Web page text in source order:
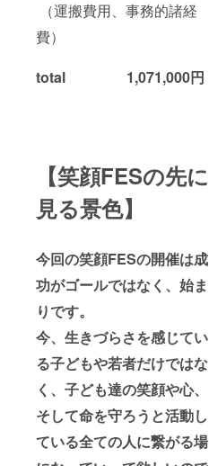
（運搬費用、事務的諸経
費）
total 1,071,000円
【笑顔FESの先に
見る景色】
今回の笑顔FESの開催は成
功がゴールではなく、始ま
りです。
今、生きづらさを感じてい
る子どもや若者だけではな
く、子ども達の笑顔や心、
そして命を守ろうと活動し
ている全ての人に繋がる場